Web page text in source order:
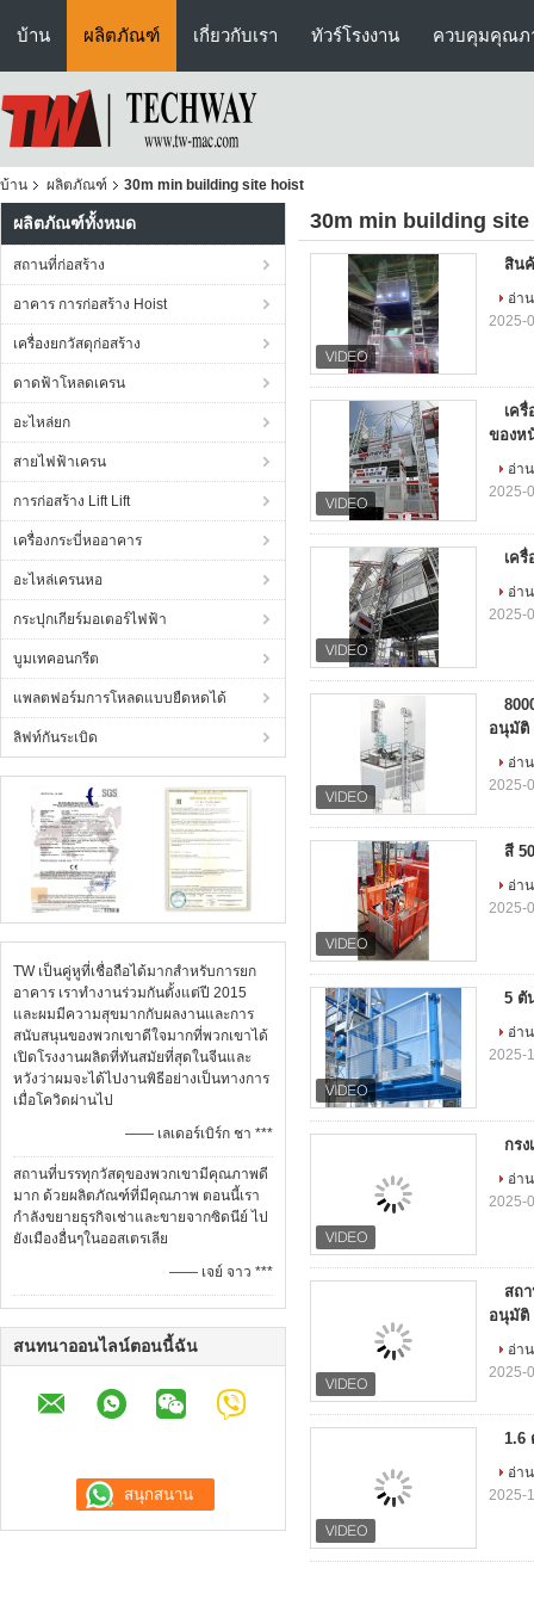
บ้าน ผลิตภัณฑ์ เกี่ยวกับเรา ทัวร์โรงงาน ควบคุมคุณภ
บ้าน ผลิตภัณฑ์ 30m min building site hoist
ผลิตภัณฑ์ทั้งหมด
สถานที่ก่อสร้าง
อาคาร การก่อสร้าง Hoist
เครื่องยกวัสดุก่อสร้าง
ดาดฟ้าโหลดเครน
อะไหล่ยก
สายไฟฟ้าเครน
การก่อสร้าง Lift Lift
เครื่องกระบี่หออาคาร
อะไหล่เครนหอ
กระปุกเกียร์มอเตอร์ไฟฟ้า
บูมเทคอนกรีต
แพลตฟอร์มการโหลดแบบยืดหดได้
ลิฟท์กันระเบิด
TW เป็นคู่หูที่เชื่อถือได้มากสําหรับการยก
อาคาร เราทํางานร่วมกันตั้งแต่ปี 2015
และผมมีความสุขมากกับผลงานและการ
สนับสนุนของพวกเขาดีใจมากที่พวกเขาได้
เปิดโรงงานผลิตที่ทันสมัยที่สุดในจีนและ
หวังว่าผมจะได้ไปงานพิธีอย่างเป็นทางการ
เมื่อโควิดผ่านไป
—— เลเดอร์เบิร์ก ชา ***
สถานที่บรรทุกวัสดุของพวกเขามีคุณภาพดี
มาก ด้วยผลิตภัณฑ์ที่มีคุณภาพ ตอนนี้เรา
กําลังขยายธุรกิจเช่าและขายจากซิดนีย์ ไป
ยังเมืองอื่นๆในออสเตรเลีย
—— เจย์ จาว ***
สนทนาออนไลน์ตอนนี้ฉัน
30m min building
สิน
อ่า
2025-
เค
ของห
อ่า
2025-
เค
อ่า
2025-
อนุมัติ
อ่า
2025-
สี
อ่า
2025-
5 ตั
อ่า
2025-
กร
อ่า
2025-
สถ
อนุมัติ
อ่า
2025-
1.6
อ่า
2025-